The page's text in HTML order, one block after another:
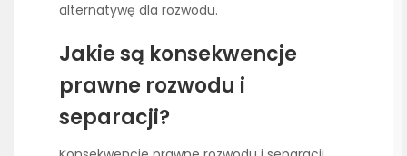
alternatywę dla rozwodu.
Jakie są konsekwencje
prawne rozwodu i
separacji?